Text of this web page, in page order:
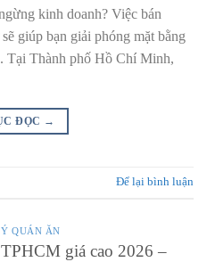
kinh doanh? Việc bán
giúp bạn giải phóng mặt bằng
Tại Thành phố Hồ Chí Minh,
ĐỌC →
Để lại bình luận
QUÁN ĂN
giá cao 2026 –